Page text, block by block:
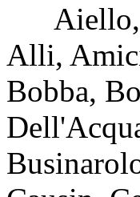
Aiello,
Alli,
Bobba,